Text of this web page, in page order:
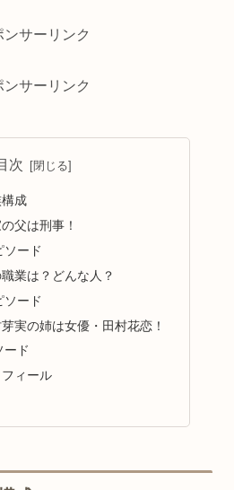
ンサーリンク
ンサーリンク
次
成
父は刑事！
ソード
業は？どんな人？
ソード
芽実の姉は女優・田村花恋！
ード
ィール